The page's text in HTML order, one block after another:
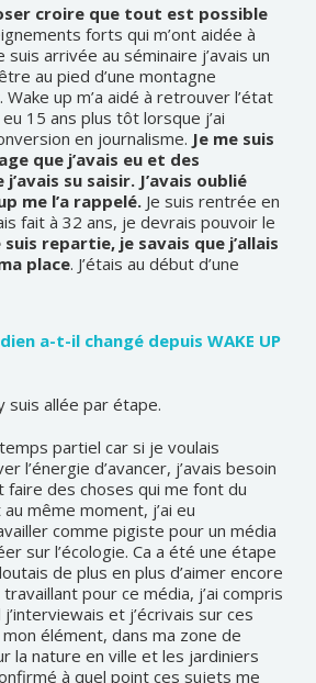
croire que tout est possible
forts qui m’ont aidée à
arrivée au séminaire j’avais un
au pied d’une montagne
up m’a aidé à retrouver l’état
15 ans plus tôt lorsque j’ai
en journalisme. Je me suis
que j’avais eu et des
su saisir. J’avais oublié
me l’a rappelé. Je suis rentrée en
fait à 32 ans, je devrais pouvoir le
repartie, je savais que j’allais
place. J’étais au début d’une
a-t-il changé depuis WAKE UP
suis allée par étape.
temps partiel car si je voulais
l’énergie d’avancer, j’avais besoin
des choses qui me font du
même moment, j’ai eu
comme pigiste pour un média
sur l’écologie. Ca a été une étape
de plus en plus d’aimer encore
pour ce média, j’ai compris
et j’écrivais sur ces
élément, dans ma zone de
la nature en ville et les jardiniers
à quel point ces sujets me